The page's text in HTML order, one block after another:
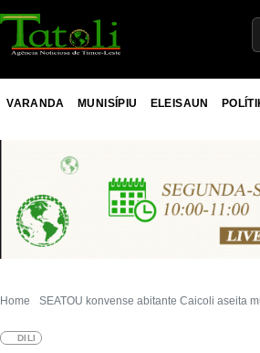
VARANDA MUNISÍPIU ELEISAUN
Home SEATOU konvense abitante Caicoli aseita
DILI